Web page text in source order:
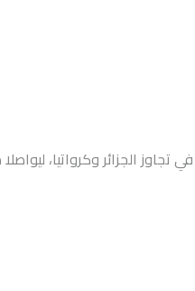
الـ16، بعدما نجح المنتخبان السويسري